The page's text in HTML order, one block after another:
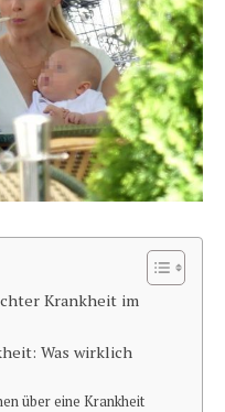
Krankheit im
Was wirklich
über eine Krankheit